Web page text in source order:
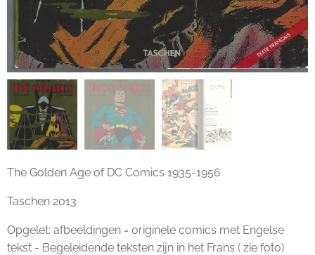
The Golden Age of DC Comics 1935-1956
Taschen 2013
Opgelet: afbeeldingen = originele comics met Engelse
tekst - Begeleidende teksten zijn in het Frans ( zie foto)